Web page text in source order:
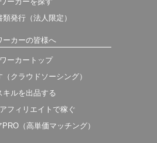
類発行（法人限定）
ーカーの皆様へ
ワーカートップ
クラウドソーシング）
キルを出品する
フィリエイトで稼ぐ
（高単価マッチング）